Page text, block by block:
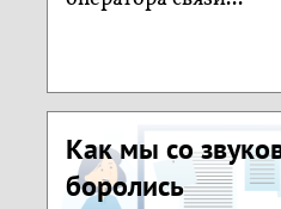
Как мы со
боролись